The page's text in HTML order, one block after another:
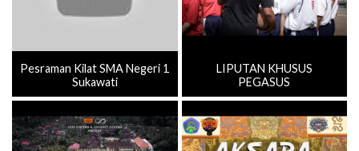
Pesraman Kilat SMA Negeri 1
Sukawati
LIPUTAN KHUSUS
PEGASUS